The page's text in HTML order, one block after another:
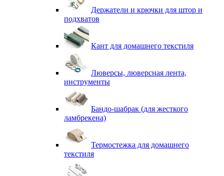
Держатели и крючки для штор и
подхватов
Кант для домашнего текстиля
Люверсы, люверсная лента,
инструменты
Бандо-шабрак (для жесткого
ламбрекена)
Термостежка для домашнего
текстиля